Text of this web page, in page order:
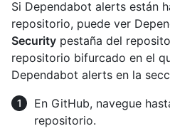
Si Dependabot alerts están
repositorio, puede ver
Security pestaña del
repositorio bifurcado en el
Dependabot alerts en la
En GitHub, navegue
repositorio.